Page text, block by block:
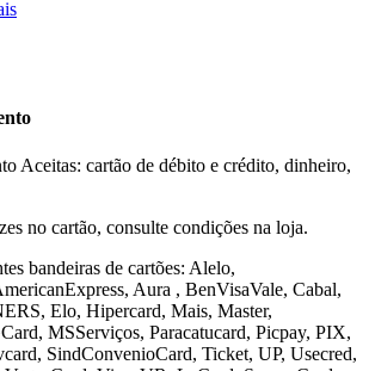
Aceitas: cartão de débito e crédito, dinheiro,
no cartão, consulte condições na loja.
bandeiras de cartões: Alelo,
Aura , BenVisaVale, Cabal,
Elo, Hipercard, Mais, Master,
MSServiços, Paracatucard, Picpay, PIX,
SindConvenioCard, Ticket, UP, Usecred,